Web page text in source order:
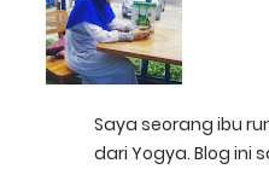
Saya seorang ibu
dari Yogya. Blog ini